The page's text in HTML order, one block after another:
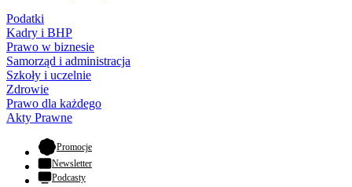
Podatki
Kadry i BHP
Prawo w biznesie
Samorząd i administracja
Szkoły i uczelnie
Zdrowie
Prawo dla każdego
Akty Prawne
Promocje- otwiera się w nowej karcie
Newsletter
Podcasty